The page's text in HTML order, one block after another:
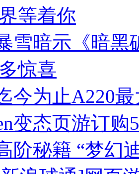
等着你
雪暗示《暗黑
惊喜
今为止A220
变态页游订购
阶秘籍 “梦幻